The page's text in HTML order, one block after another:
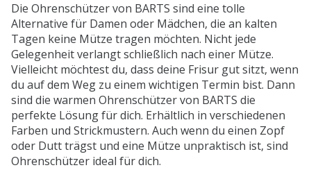
Die Ohrenschützer von BARTS sind eine tolle
Alternative für Damen oder Mädchen, die an kalten
Tagen keine Mütze tragen möchten. Nicht jede
Gelegenheit verlangt schließlich nach einer Mütze.
Vielleicht möchtest du, dass deine Frisur gut sitzt, wenn
du auf dem Weg zu einem wichtigen Termin bist. Dann
sind die warmen Ohrenschützer von BARTS die
perfekte Lösung für dich. Erhältlich in verschiedenen
Farben und Strickmustern. Auch wenn du einen Zopf
oder Dutt trägst und eine Mütze unpraktisch ist, sind
Ohrenschützer ideal für dich.